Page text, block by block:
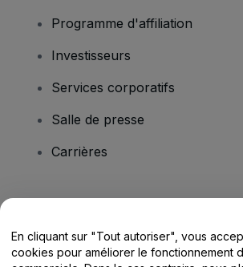
Programme d'affiliation
Investisseurs
Services corporatifs
Salle de presse
Carrières
Centre d'assistance / Nous
En cliquant sur "Tout autoriser", vous
cookies pour améliorer le fonctionnement